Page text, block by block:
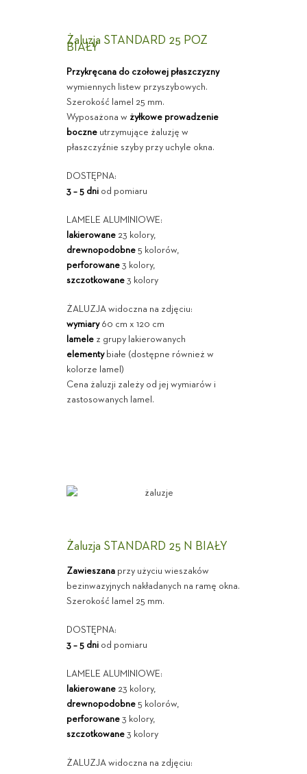
Żaluzja STANDARD 25 POZ
BIAŁY
Przykręcana do czołowej płaszczyzny
wymiennych listew przyszybowych.
Szerokość lamel 25 mm.
Wyposażona w żyłkowe prowadzenie
boczneutrzymujące żaluzję w
płaszczyźnie szyby przy uchyle okna.
DOSTĘPNA:
3 – 5 dniod pomiaru
LAMELE ALUMINIOWE:
lakierowane23 kolory,
drewnopodobne5 kolorów,
perforowane3 kolory,
szczotkowane3 kolory
ŻALUZJA widoczna na zdjęciu:
wymiary60 cm x 120 cm
lamelez grupy lakierowanych
elementybiałe (dostępne również w
kolorze lamel)
Cena żaluzji zależy od jej wymiarów i
zastosowanych lamel.
Żaluzja STANDARD 25 N BIAŁY
Zawieszanaprzy użyciu wieszaków
bezinwazyjnych nakładanych na ramę okna.
Szerokość lamel 25 mm.
DOSTĘPNA:
3 – 5 dniod pomiaru
LAMELE ALUMINIOWE:
lakierowane23 kolory,
drewnopodobne5 kolorów,
perforowane3 kolory,
szczotkowane3 kolory
ŻALUZJA widoczna na zdjęciu: